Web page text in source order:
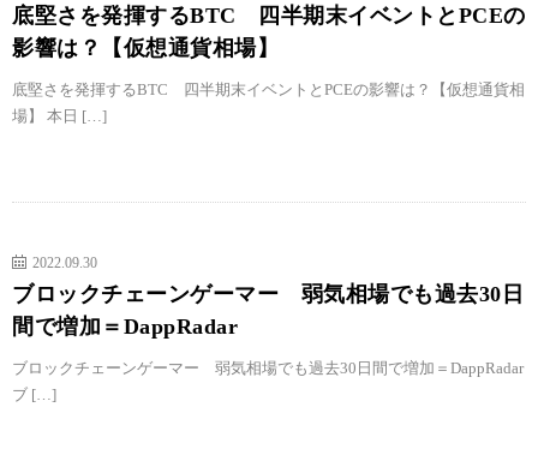
底堅さを発揮するBTC 四半期末イベントとPCEの
影響は？【仮想通貨相場】
底堅さを発揮するBTC 四半期末イベントとPCEの影響は？【仮想通貨相
場】 本日 […]
2022.09.30
ブロックチェーンゲーマー 弱気相場でも過去30日
間で増加＝DappRadar
ブロックチェーンゲーマー 弱気相場でも過去30日間で増加＝DappRadar
ブ […]